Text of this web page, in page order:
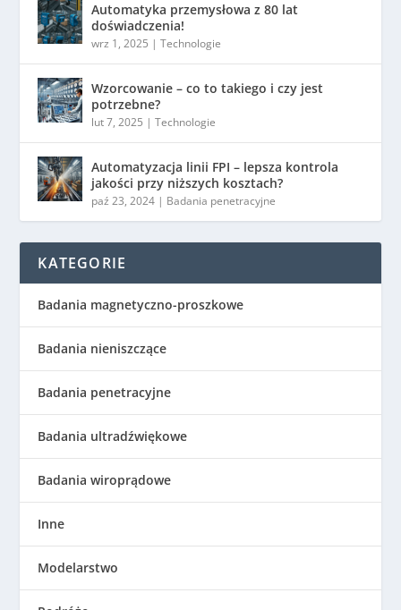
Automatyka przemysłowa z 80 lat
doświadczenia!
wrz 1, 2025 |Technologie
Wzorcowanie – co to takiego i czy jest
potrzebne?
lut 7, 2025 |Technologie
Automatyzacja linii FPI – lepsza kontrola
jakości przy niższych kosztach?
paź 23, 2024 | Badania penetracyjne
KATEGORIE
Badania magnetyczno-proszkowe
Badania nieniszczące
Badania penetracyjne
Badania ultradźwiękowe
Badania wiroprądowe
Inne
Modelarstwo